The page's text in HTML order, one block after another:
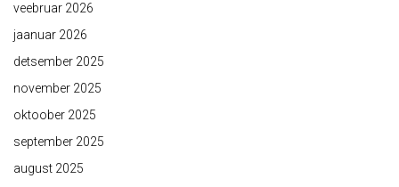
veebruar 2026
jaanuar 2026
detsember 2025
november 2025
oktoober 2025
september 2025
august 2025